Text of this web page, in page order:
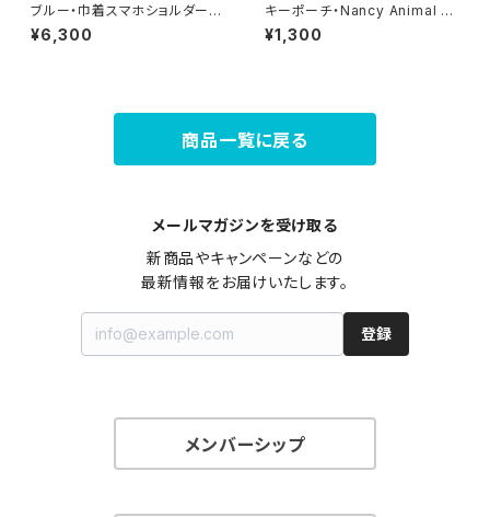
ブルー・巾着スマホショルダー・
猫耳【ラスト1点】
¥6,300
キーポーチ・Nancy Animal リ
バティラミネート生地
¥1,300
商品一覧に戻る
メールマガジンを受け取る
新商品やキャンペーンなどの
最新情報をお届けいたします。
登録
メンバーシップ